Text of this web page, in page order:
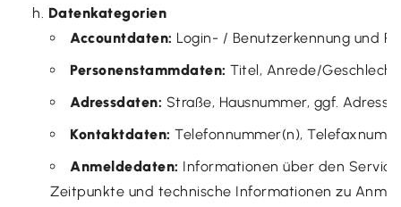
Datenkategorien
Accountdaten: Login- / Benutzerkennung und
Personenstammdaten: Titel, Anrede/
Adressdaten: Straße, Hausnummer, ggf.
Kontaktdaten: Telefonnummer(n),
Anmeldedaten: Informationen über den
Zeitpunkte und technische Informationen zu